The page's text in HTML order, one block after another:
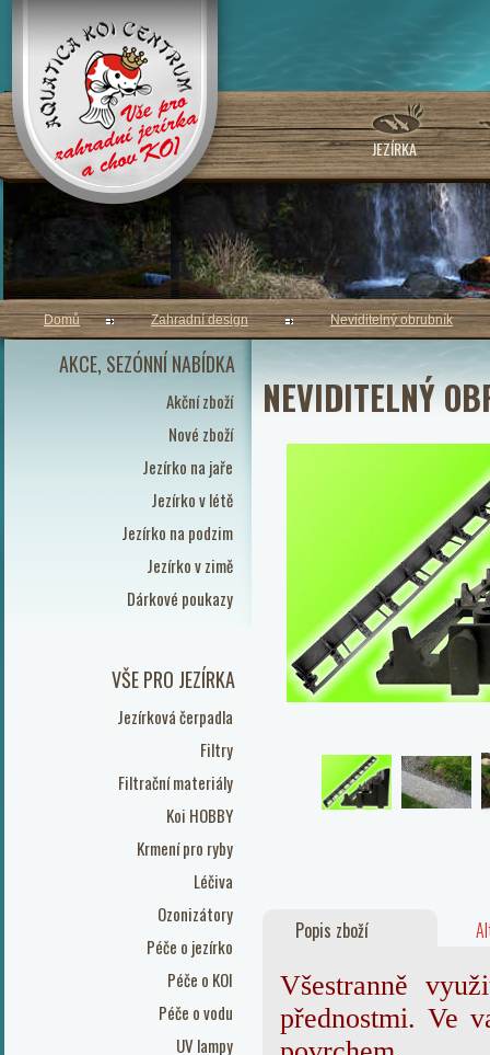
JEZÍRKA
AKCE, SEZÓNNÍ NABÍDKA
Akční zboží
Nové zboží
Jezírko na jaře
Jezírko v létě
Jezírko na podzim
Jezírko v zimě
Dárkové poukazy
VŠE PRO JEZÍRKA
Jezírková čerpadla
Filtry
Filtrační materiály
Koi HOBBY
Krmení pro ryby
Léčiva
Ozonizátory
Péče o jezírko
Péče o KOI
Péče o vodu
UV lampy
Domů Zahradní design Neviditelný obrubník
NEVIDITELNÝ
Popis zboží
Všestranně
přednostmi. Ve